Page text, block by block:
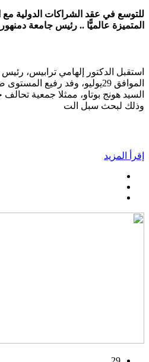
للتوسع في عقد الشراكات الدولية
المتميزة عالميًّا .. رئيس جامعة
استقبل الدكتور إلهامي ترابيس، رئيس
الموافق 29يوليو، وفد رفيع
السيد هونج بوتاو، ممثلا جمعية
وذلك لبحث سبل الت
إقرأ المزيد